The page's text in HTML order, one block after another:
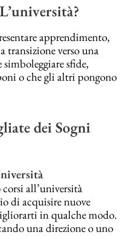
apprendimento,
transizione verso una
sfide,
o che gli altri pongono
dei Sogni
all’università
di acquisire nuove
in qualche modo.
una direzione o uno